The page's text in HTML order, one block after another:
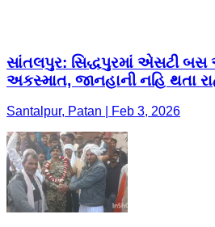
સાંતલપુર: સિદ્ધપુરમાં એસટી
અકસ્માત, જાનહાની નહિ થતા
Santalpur, Patan | Feb 3, 2026